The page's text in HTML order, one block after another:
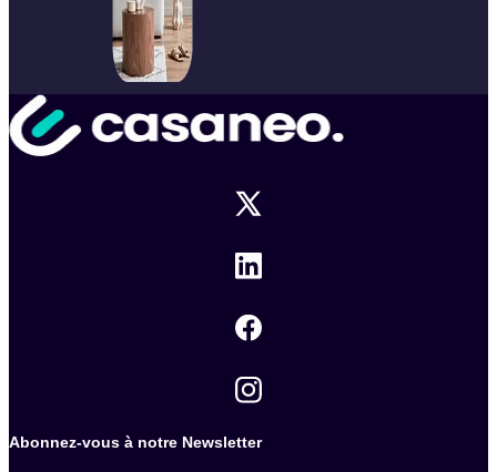
Abonnez-vous à notre Newsletter